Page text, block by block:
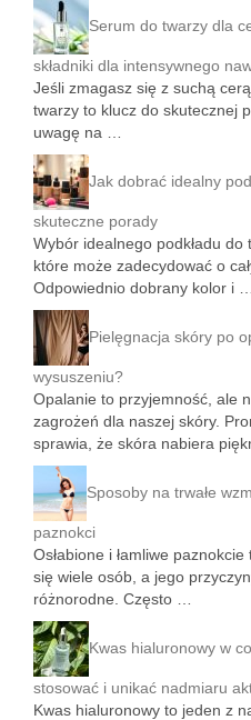
Serum do twarzy dla
składniki dla intensywnego
Jeśli zmagasz się z suchą
twarzy to klucz do skutecznej
uwagę na …
Jak dobrać idealny
skuteczne porady
Wybór idealnego podkładu do
które może zadecydować o
Odpowiednio dobrany kolor i …
Pielęgnacja skóry po
wysuszeniu?
Opalanie to przyjemność, ale
zagrożeń dla naszej skóry.
sprawia, że skóra nabiera
Sposoby na trwałe
paznokci
Osłabione i łamliwe
się wiele osób, a jego
różnorodne. Często …
Kwas hialuronowy w
stosować i unikać nadmiaru
Kwas hialuronowy to jeden z